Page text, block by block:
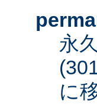
永
に